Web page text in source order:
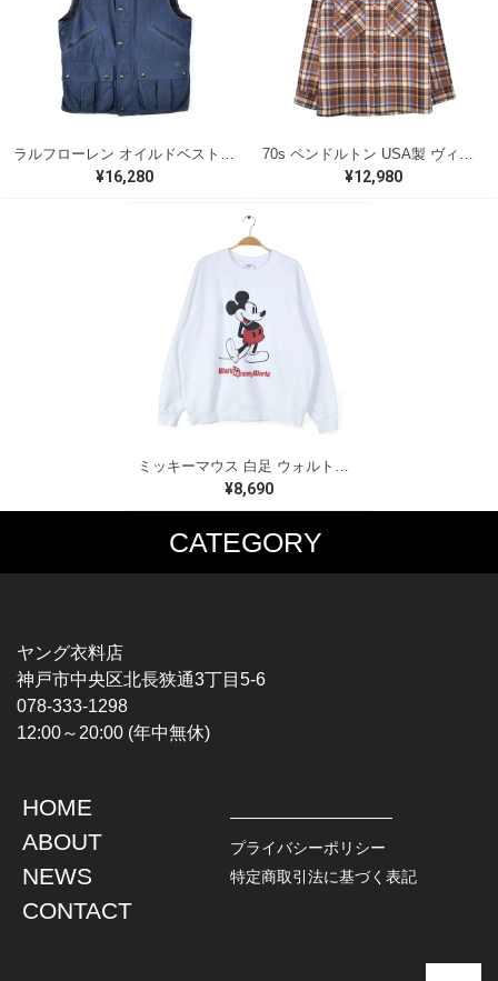
¥16,280 ¥12,980
ミッキーマウス 白足 ウォルトディズニーオフィシャル スウェット ホワイト WALT DISNEY WORLD ウォルトディズニーオフィシャル サイズXL相当 古着 CF0995
¥8,690
CATEGORY
MUSIC TEE
HARDCORE / PUNK
PROGLESSIVE ROCK
POPS
SOUL / R&B
T-SHIRTS
CHAMPION
TOPS
L / S SHIRT
S / S SHIRT
HAWAIIAN SHIRT
JACKET
DENIM
LEATHER
ヤング衣料店
神戸市中央区北長狭通3丁目5-6
078-333-1298
12:00～20:00 (年中無休)
HOME
ABOUT
NEWS
CONTACT
プライバシーポリシー
特定商取引法に基づく表記